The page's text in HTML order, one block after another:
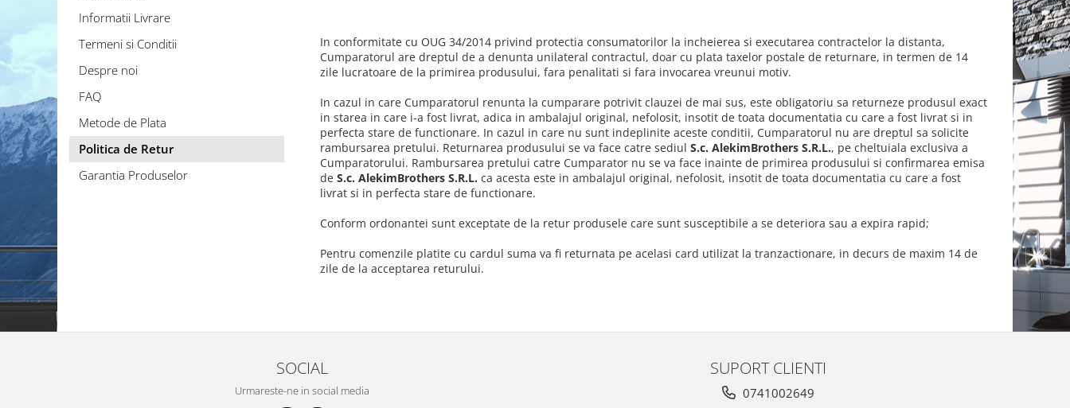
In conformitate cu OUG 34/2014 privind protectia consumatorilor la incheierea si executarea contractelor la distanta,
Cumparatorul are dreptul de a denunta unilateral contractul, doar cu plata taxelor postale de returnare, in termen de 14
zile lucratoare de la primirea produsului, fara penalitati si fara invocarea vreunui motiv.
In cazul in care Cumparatorul renunta la cumparare potrivit clauzei de mai sus, este obligatoriu sa returneze produsul exact
in starea in care i-a fost livrat, adica in ambalajul original, nefolosit, insotit de toata documentatia cu care a fost livrat si in
perfecta stare de functionare. In cazul in care nu sunt indeplinite aceste conditii, Cumparatorul nu are dreptul sa solicite
rambursarea pretului. Returnarea produsului se va face catre sediul S.c. AlekimBrothers S.R.L., pe cheltuiala exclusiva a
Cumparatorului. Rambursarea pretului catre Cumparator nu se va face inainte de primirea produsului si confirmarea emisa
de S.c. AlekimBrothers S.R.L. ca acesta este in ambalajul original, nefolosit, insotit de toata documentatia cu care a fost
livrat si in perfecta stare de functionare.
Conform ordonantei sunt exceptate de la retur produsele care sunt susceptibile a se deteriora sau a expira rapid;
Pentru comenzile platite cu cardul suma va fi returnata pe acelasi card utilizat la tranzactionare, in decurs de maxim 14 de
zile de la acceptarea returului.
Informatii Livrare
Termeni si Conditii
Despre noi
FAQ
Metode de Plata
Politica de Retur
Garantia Produselor
SOCIAL
Urmareste-ne in social media
SUPORT CLIENTI
0741002649